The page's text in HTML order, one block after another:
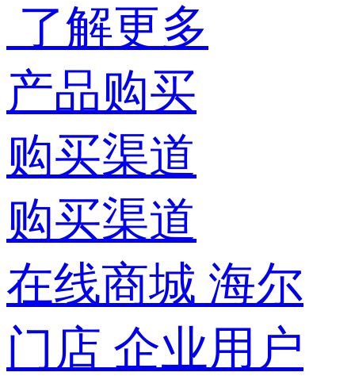
了解更多
产品购买
购买渠道
购买渠道
在线商城 海尔
门店 企业用户